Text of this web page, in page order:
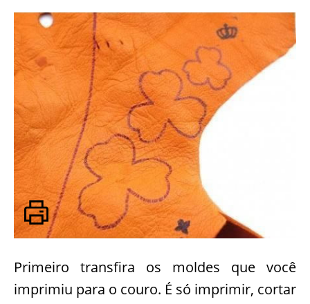
Primeiro transfira os moldes que você
imprimiu para o couro. É só imprimir, cortar